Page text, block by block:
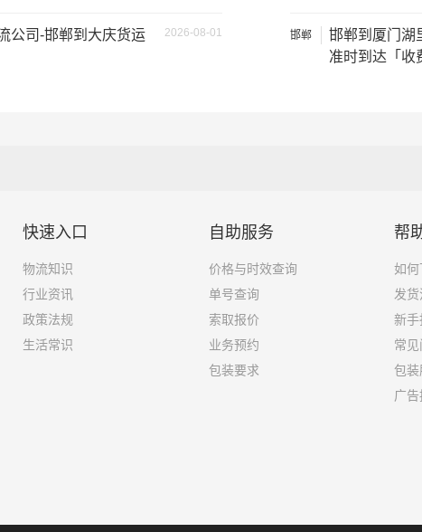
装载体积 装载重量
2026-08-01
公司-邯郸到大庆货运
邯郸
邯郸到厦门湖
准时到达「收
快速入口
物流知识
行业资讯
政策法规
生活常识
自助服务
价格与时效查询
单号查询
索取报价
业务预约
包装要求
帮
如
发货
新手
常
包装
广